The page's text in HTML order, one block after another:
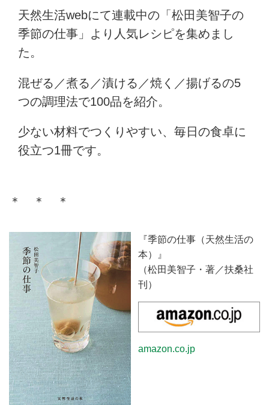
天然生活webにて連載中の「松田美智子の
季節の仕事」より人気レシピを集めまし
た。
混ぜる／煮る／漬ける／焼く／揚げるの5
つの調理法で100品を紹介。
少ない材料でつくりやすい、毎日の食卓に
役立つ1冊です。
＊ ＊ ＊
『季節の仕事（天然生活の
本）』
（松田美智子・著／扶桑社
刊）
amazon.co.jp